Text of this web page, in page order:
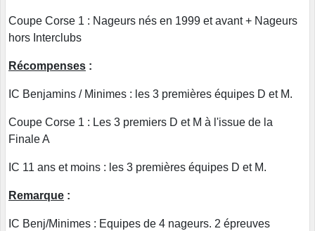
Coupe Corse 1 : Nageurs nés en 1999 et avant + Nageurs
hors Interclubs
Récompenses :
IC Benjamins / Minimes : les 3 premières équipes D et M.
Coupe Corse 1 : Les 3 premiers D et M à l'issue de la
Finale A
IC 11 ans et moins : les 3 premières équipes D et M.
Remarque :
IC Benj/Minimes : Equipes de 4 nageurs. 2 épreuves